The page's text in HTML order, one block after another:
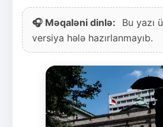
🎧 Məqaləni dinlə:
Bu yazı
versiya hələ hazırlanmayıb.